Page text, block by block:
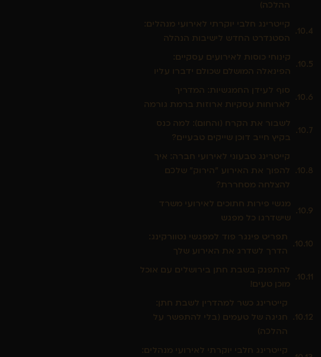
ההלכה)
קייטרינג חלבי יוקרתי לאירועי מנהלים:
הסטנדרט החדש לישיבות הנהלה
קינוחי כוסות לאירועים עסקיים:
הפינאלה המושלם שכולם ידברו עליו
סוף לעידן החמגשיות: המדריך
לארוחות עסקיות ארוזות ברמת גורמה
לשבור את הקרח (והחום): למה כנס
בקיץ חייב דוכן שייקים טבעיים?
קייטרינג טבעוני לאירועי חברה: איך
להפוך את האירוע "הירוק" שלכם
להצלחה מסחררת?
מגשי פירות חתוכים לאירועי משרד
שישדרגו כל מפגש
תפריט פינגר פוד למפגשי נטוורקינג:
הדרך לשדרג את האירוע שלך
להתפנק בשבת חתן בירושלים עם אוכל
מוכן טעים!
קייטרינג כשר למהדרין לשבת חתן:
חגיגה של טעמים (בלי להתפשר על
ההלכה)
קייטרינג חלבי יוקרתי לאירועי מנהלים: